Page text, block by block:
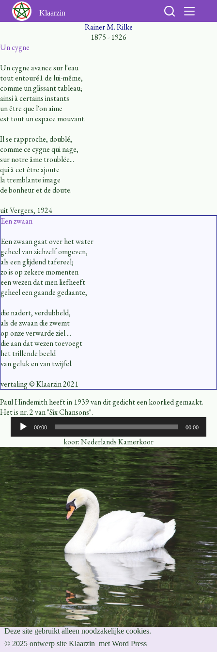
naar
de
Klaarzin
Rainer M. Rilke
1875 - 1926
Un cygne
Un cygne avance sur l'eau
tout entouré1 de lui-même,
comme un glissant tableau;
ainsi à certains instants
un être que l'on aime
est tout un espace mouvant.
Il se rapproche, doublé,
comme ce cygne qui nage,
sur notre âme troublée...
qui à cet être ajoute
la tremblante image
de bonheur et de doute.
uit Vergers, 1924
Een zwaan
Een zwaan gaat over het water
geheel van zichzelf omgeven,
als een glijdend tafereel;
zo is op zekere momenten
een wezen dat men liefheeft
geheel een gaande gedaante,
die nadert, verdubbeld,
als de zwaan die zwemt
op onze verwarde ziel ...
die aan dat wezen toevoegt
het trillende beeld
van geluk en van twijfel.
vertaling © Klaarzin 2021
Paul Hindemith heeft in 1939 van dit gedicht een koorlied gemaakt.
Het is nr. 2 van "Six Chansons".
Audiospeler
00:00 00:00
koor: Nederlands Kamerkoor
Deze site gebruikt alleen noodzakelijke cookies.
© 2025 ontwerp site Klaarzin met Word Press